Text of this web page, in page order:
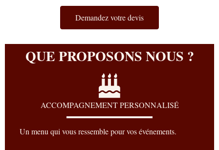
Demandez votre devis
QUE PROPOSONS NOUS ?
ACCOMPAGNEMENT PERSONNALISÉ
Un menu qui vous ressemble pour vos événements.